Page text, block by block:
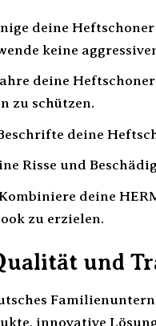
deine
keine
deine
zu schützen.
deine
Risse und
deine
zu erzielen.
und
innovative